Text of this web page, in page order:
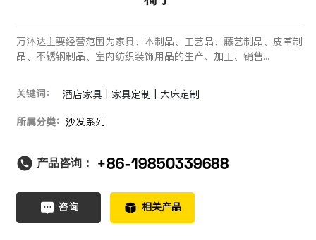
万沐达主要经营范围为家具、木制品、工艺品、藤艺制品、皮革制
品、不锈钢制品、室内纺织装饰用品的生产、加工、销售...
关键词：
酒店家具 | 家具定制 | 大床定制
所属分类：沙发系列
产品咨询： +86-19850339688
咨询 相关产品